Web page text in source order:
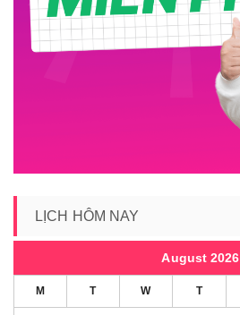
LỊCH HÔM NAY
August 2026
M T W T